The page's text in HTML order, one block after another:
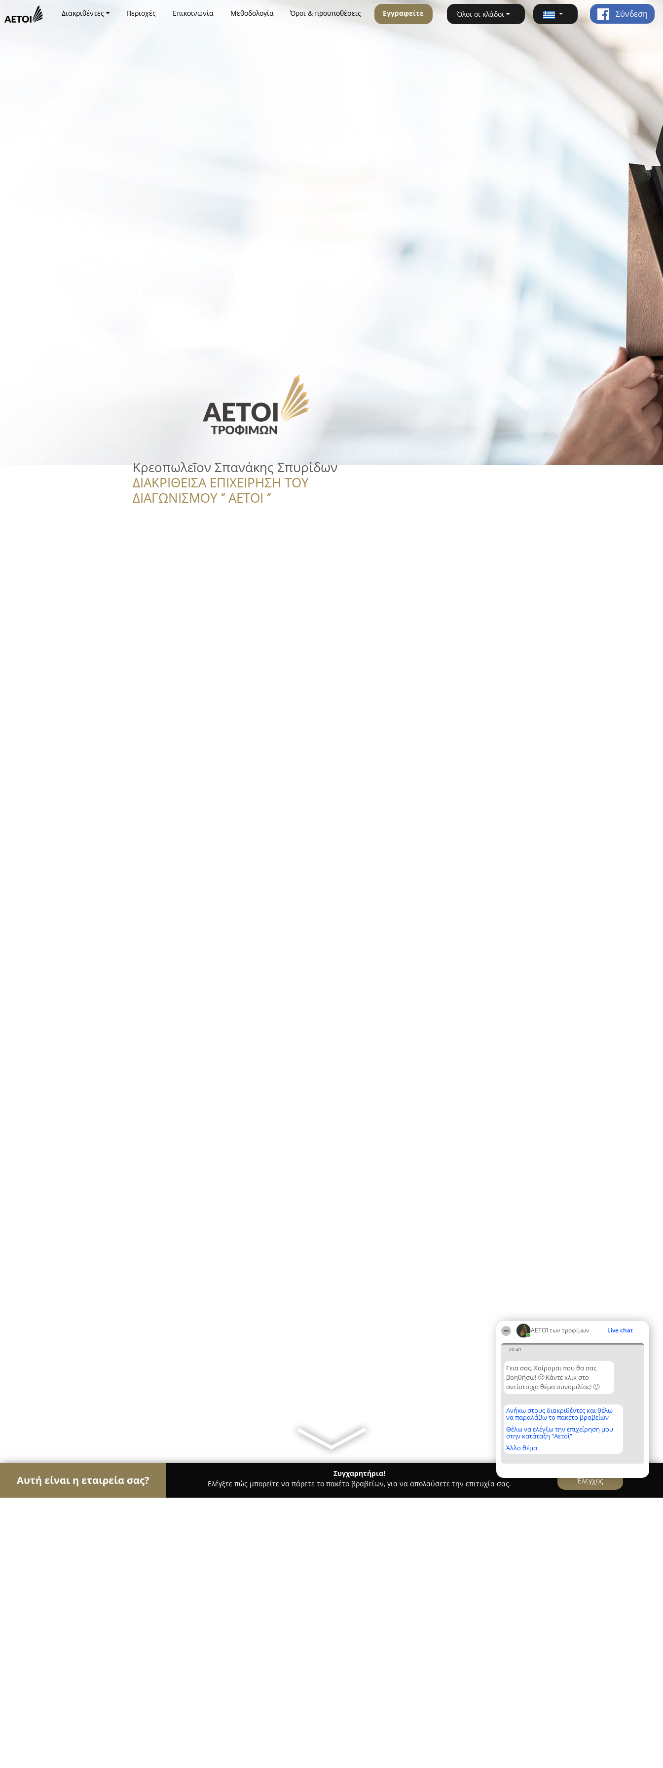
ΑΕΤΟΊ των τροφίμων Live chat
20:41
Γεια σας. Χαίρομαι που θα σας
βοηθήσω! 🙂 Κάντε κλικ στο
αντίστοιχο θέμα συνομιλίας! 🙂
Ανήκω στους διακριθέντες και θέλω
να παραλάβω το πακέτο βραβείων
Θέλω να ελέγξω την επιχείρηση μου
στην κατάταξη "Αετοί"
Άλλο θέμα
Διακριθέντες Περιοχές Επικοινωνία Μεθοδολογία Όροι & προϋποθέσεις Εγγραφείτε Όλοι οι κλάδοι Σύνδεση
Κρεοπωλεῖον Σπανάκης Σπυρίδων
ΔΙΑΚΡΙΘΕΙΣΑ ΕΠΙΧΕΙΡΗΣΗ ΤΟΥ
ΔΙΑΓΩΝΙΣΜΟΥ ‘’ ΑΕΤΟΙ ‘’
Αυτή είναι η εταιρεία σας?
Συγχαρητήρια!
Ελέγξτε πώς μπορείτε να πάρετε το πακέτο βραβείων, για να απολαύσετε την επιτυχία σας.
Έλεγχος